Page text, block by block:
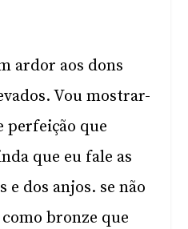
ardor aos dons
Vou mostrar-
perfeição que
que eu fale as
e dos anjos. se não
bronze que